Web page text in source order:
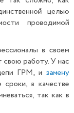
целью
проводимой
в своем
работу. У нас
ГРМ, и замену
сроки, в качестве
так как в